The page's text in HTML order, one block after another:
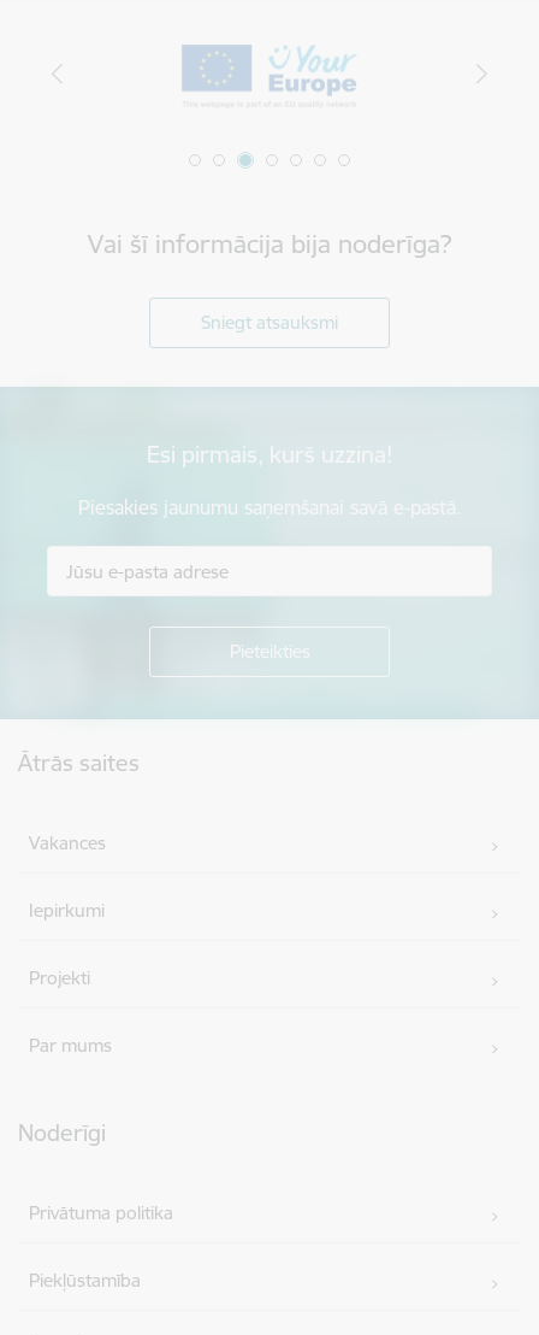
Vai šī informācija bija noderīga?
Sniegt atsauksmi
Esi pirmais, kurš uzzina!
Piesakies jaunumu saņemšanai savā e-pastā.
Ātrās saites
Vakances
Iepirkumi
Projekti
Par mums
Noderīgi
Privātuma politika
Piekļūstamība